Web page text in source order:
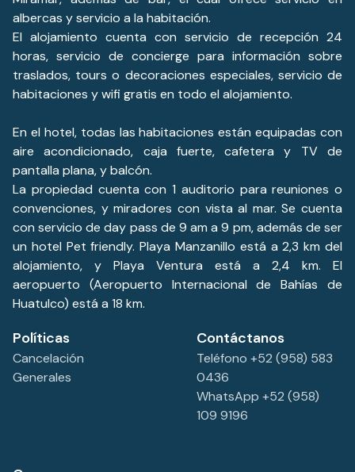
albercas y servicio a la habitación.
El alojamiento cuenta con servicio de recepción 24
horas, servicio de concierge para información sobre
traslados, tours o decoraciones especiales, servicio de
habitaciones y wifi gratis en todo el alojamiento.
En el hotel, todas las habitaciones están equipadas con
aire acondicionado, caja fuerte, cafetera y TV de
pantalla plana, y balcón.
La propiedad cuenta con 1 auditorio para reuniones o
convenciones, y miradores con vista al mar. Se cuenta
con servicio de day pass de 9 am a 9 pm, además de ser
un hotel Pet friendly. Playa Manzanillo está a 2,3 km del
alojamiento, y Playa Ventura está a 2,4 km. El
aeropuerto (Aeropuerto Internacional de Bahías de
Huatulco) está a 18 km.
Políticas
Cancelación
Generales
Contáctanos
Teléfono +52 (958) 583
0436
WhatsApp +52 (958)
109 9196